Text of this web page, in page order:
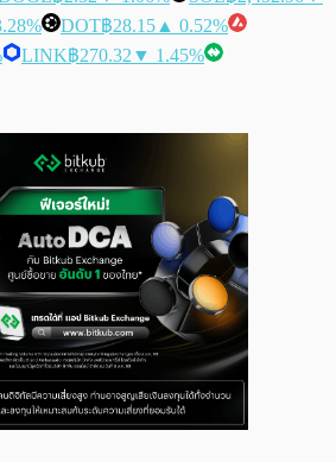
DOT฿28.15 ▲ 0.52%
LINK฿270.32 ▼ 1.45%